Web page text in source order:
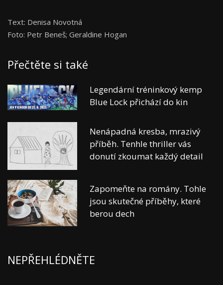
Text: Denisa Novotná
Foto: Petr Beneš; Geraldine Hogan
Přečtěte si také
Legendární tréninkový kemp
Blue Lock přichází do kin
Nenápadná kresba, mrazivý
příběh. Tenhle thriller vás
donutí zkoumat každý detail
Zapomeňte na romány. Tohle
jsou skutečné příběhy, které
berou dech
NEPŘEHLÉDNĚTE